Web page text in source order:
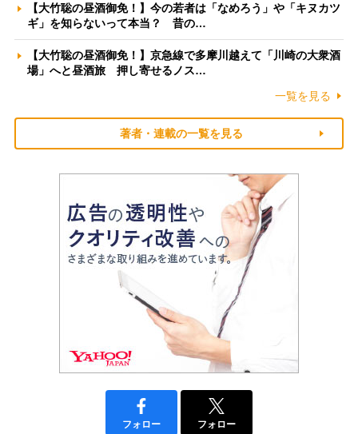
【大竹聡の昼酒御免！】今の若者は「なめろう」や「キヌカツ
ギ」を知らないって本当？ 昔の…
【大竹聡の昼酒御免！】京急線で多摩川越えて「川崎の大衆酒
場」へと昼酒旅 押し寄せるノス…
一覧を見る
著者・連載の一覧を見る
フォロー フォロー